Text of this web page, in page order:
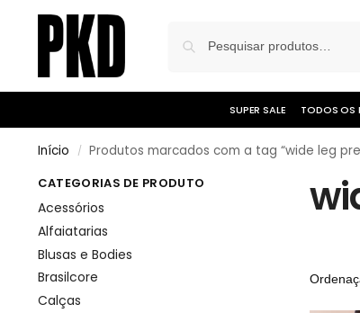
SUPER SALE TODOS OS
Início / Produtos marcados com a tag “wide leg
CATEGORIAS DE PRODUTO
Acessórios
Alfaiatarias
Blusas e Bodies
Brasilcore
Calças